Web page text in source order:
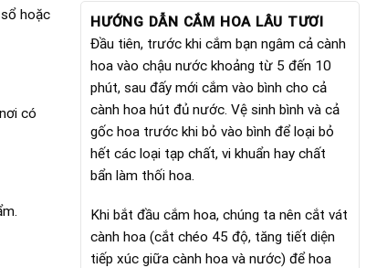
hoặc
có
HƯỚNG DẪN CẮM HOA LÂU TƯƠI
Đầu tiên, trước khi cắm bạn ngâm cả cành
hoa vào chậu nước khoảng từ 5 đến 10
phút, sau đấy mới cắm vào bình cho cả
cành hoa hút đủ nước. Vệ sinh bình và cả
gốc hoa trước khi bỏ vào bình để loại bỏ
hết các loại tạp chất, vi khuẩn hay chất
bẩn làm thối hoa.
Khi bắt đầu cắm hoa, chúng ta nên cắt vát
cành hoa (cắt chéo 45 độ, tăng tiết diện
tiếp xúc giữa cành hoa và nước) để hoa